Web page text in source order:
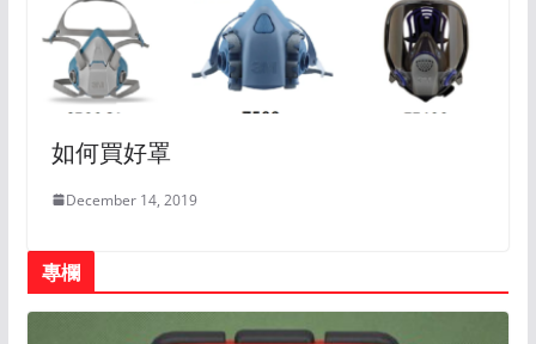
如何買好罩
December 14, 2019
專欄